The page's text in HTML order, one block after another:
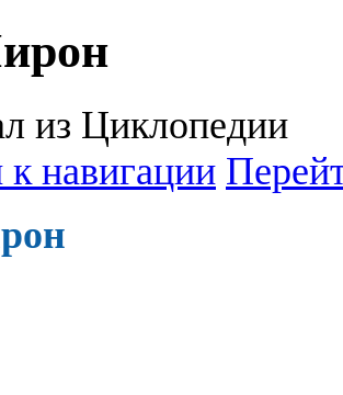
из Циклопедии
навигации